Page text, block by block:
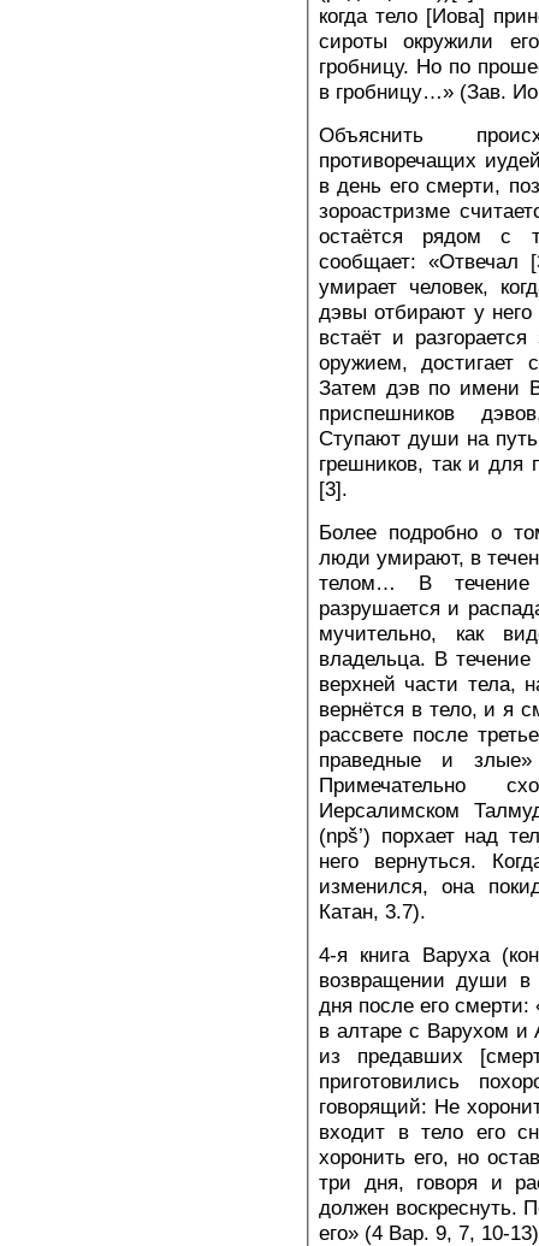
когда тело [Иова]
сироты окружили
гробницу. Но по
в гробницу…» (Зав.
Объяснить
противоречащих
в день его смерти,
зороастризме
остаётся рядом с
сообщает: «Отвечал
умирает человек,
дэвы отбирают у него
встаёт и
оружием, достигает
Затем дэв по имени
приспешников
Ступают души на
грешников, так и для
[3].
Более подробно о
люди умирают, в
телом… В
разрушается и
мучительно, как
владельца. В
верхней части тела,
вернётся в тело, и я
рассвете после
праведные и
Примечательно
Иерсалимском
(npš’) порхает над
него вернуться.
изменился, она
Катан, 3.7).
4-я книга Варуха
возвращении души в
дня после его смерти:
в алтаре с Варухом и
из предавших
приготовились
говорящий: Не
входит в тело его
хоронить его, но
три дня, говоря и
должен воскреснуть.
его» (4 Вар. 9, 7, 10-